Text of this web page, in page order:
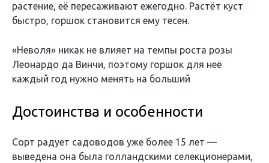
растение, её пересаживают ежегодно. Растёт куст
быстро, горшок становится ему тесен.
«Неволя» никак не влияет на темпы роста розы
Леонардо да Винчи, поэтому горшок для неё
каждый год нужно менять на больший
Достоинства и особенности
Сорт радует садоводов уже более 15 лет —
выведена она была голландскими селекционерами,